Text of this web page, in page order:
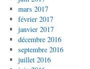
mars 2017
février 2017
janvier 2017
décembre 2016
septembre 2016
juillet 2016